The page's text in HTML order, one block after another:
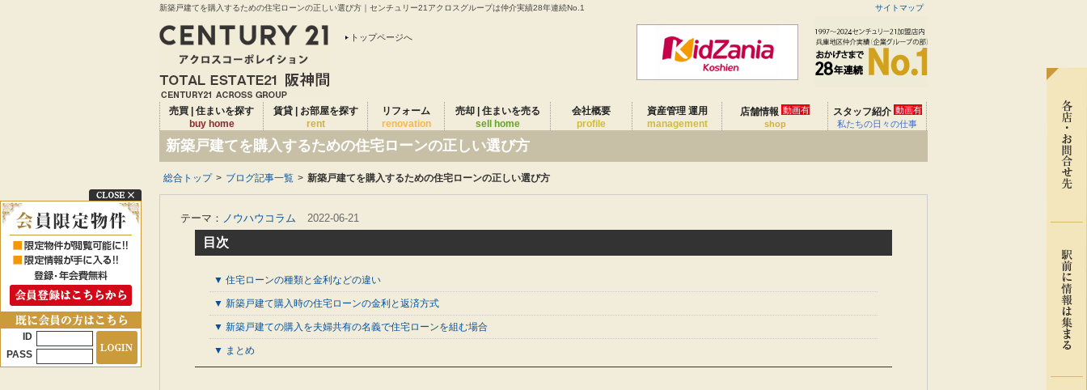
新築戸建てを購入するための住宅ローンの正しい選び方｜センチュリー21アクロスグループは仲介実績28年連続No.1 サイトマップ
トップページへ
売買 | 住まいを探す
buy home
賃貸 | お部屋を探す
rent
リフォーム
renovation
売却 | 住まいを売る
sell home
会社概要
profile
資産管理 運用
management
店舗情報 動画有
shop
スタッフ紹介 動画有
私たちの日々の仕事
新築戸建てを購入するための住宅ローンの正しい選び方
総合トップ > ブログ記事一覧 > 新築戸建てを購入するための住宅ローンの正しい選び方
テーマ： ノウハウコラム 2022-06-21
目次
▼ 住宅ローンの種類と金利などの違い
▼ 新築戸建て購入時の住宅ローンの金利と返済方式
▼ 新築戸建ての購入を夫婦共有の名義で住宅ローンを組む場合
▼ まとめ
ID
PASS